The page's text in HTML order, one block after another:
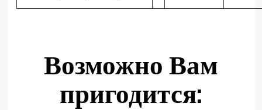
Возможно Вам
пригодится: